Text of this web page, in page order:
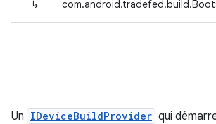
↳
Un IDeviceBuildProvider qui